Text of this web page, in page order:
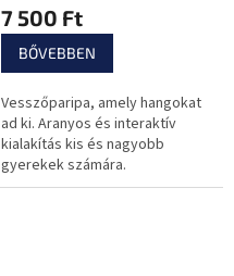
7 500 Ft
BŐVEBBEN
Vesszőparipa, amely hangokat
ad ki. Aranyos és interaktív
kialakítás kis és nagyobb
gyerekek számára.